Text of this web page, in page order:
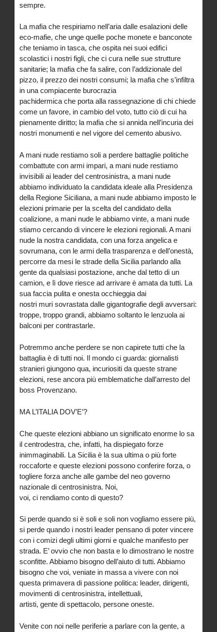
sempre.
La mafia che respiriamo nell’aria dalle esalazioni delle
eco-mafie, che unge quelle poche monete e banconote
che teniamo in tasca, che ospita nei suoi edifici
scolastici i nostri figli, che ci cura nelle sue strutture
sanitarie; la mafia che fa salire, con l’addizionale del
pizzo, il prezzo dei nostri consumi; la mafia che s’infiltra
in una compiacente burocrazia
pachidermica che porta alla rassegnazione di chi chiede
come un favore, in cambio del voto, tutto ciò di cui ha
pienamente diritto; la mafia che si annida nell’incuria dei
nostri monumenti e nel vigore del cemento abusivo.
A mani nude restiamo soli a perdere battaglie politiche
combattute con armi impari, a mani nude restiamo
invisibili ai leader del centrosinistra, a mani nude
abbiamo individuato la candidata ideale alla Presidenza
della Regione Siciliana, a mani nude abbiamo imposto le
elezioni primarie per la scelta del candidato della
coalizione, a mani nude le abbiamo vinte, a mani nude
stiamo cercando di vincere le elezioni regionali. A mani
nude la nostra candidata, con una forza angelica e
sovrumana, con le armi della trasparenza e dell’onestà,
percorre da mesi le strade della Sicilia parlando alla
gente da qualsiasi postazione, anche dal tetto di un
camion, e lì dove riesce ad arrivare è amata da tutti. La
sua faccia pulita e onesta occhieggia dai
nostri muri sovrastata dalle gigantografie degli avversari:
troppe, troppo grandi, abbiamo soltanto le lenzuola ai
balconi per contrastarle.
Potremmo anche perdere se non capirete tutti che la
battaglia è di tutti noi. Il mondo ci guarda: giornalisti
stranieri giungono qua, incuriositi da queste strane
elezioni, rese ancora più emblematiche dall’arresto del
boss Provenzano.
MA L’ITALIA DOV’E’?
Che queste elezioni abbiano un significato enorme lo sa
il centrodestra, che, infatti, ha dispiegato forze
inimmaginabili. La Sicilia è la sua ultima o più forte
roccaforte e queste elezioni possono conferire forza, o
togliere forza anche alle gambe del neo governo
nazionale di centrosinistra. Noi,
voi, ci rendiamo conto di questo?
Si perde quando si è soli e soli non vogliamo essere più,
si perde quando i nostri leader pensano di poter vincere
con i comizi degli ultimi giorni e qualche manifesto per
strada. E’ ovvio che non basta e lo dimostrano le nostre
sconfitte. Abbiamo bisogno dell’aiuto di tutti. Abbiamo
bisogno che voi, veniate in massa a vivere con noi
questa primavera di passione politica: leader, dirigenti,
movimenti di centrosinistra, intellettuali,
artisti, gente di spettacolo, persone oneste.
Venite con noi nelle periferie a parlare con la gente, a